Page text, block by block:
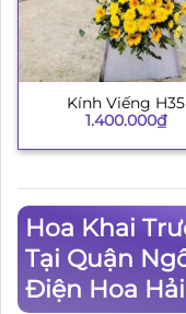
Kính Viếng H35
1.400.000₫
Hoa Khai
Tại Quận
Điện Hoa